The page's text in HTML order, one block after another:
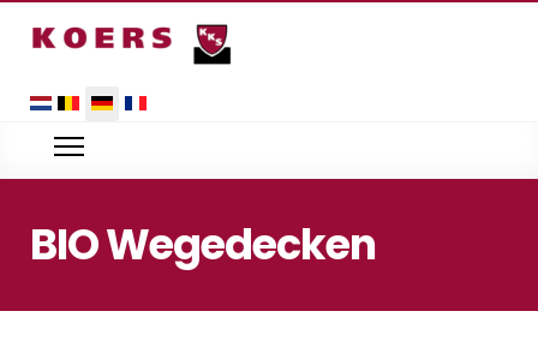
Sprache auswählen
BIO Wegedecken